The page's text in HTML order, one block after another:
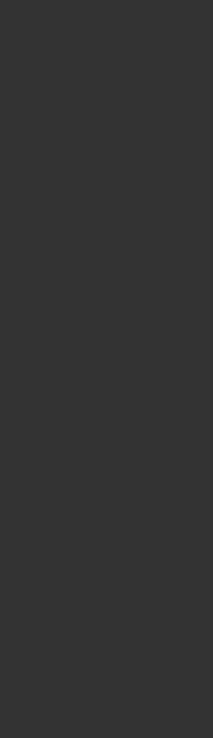
XT-WHISPER